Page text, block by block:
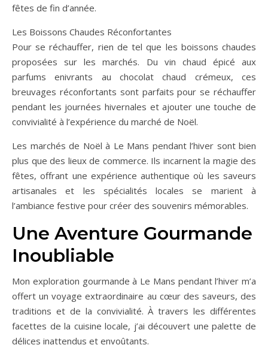
fêtes de fin d’année.
Les Boissons Chaudes Réconfortantes
Pour se réchauffer, rien de tel que les boissons chaudes
proposées sur les marchés. Du vin chaud épicé aux
parfums enivrants au chocolat chaud crémeux, ces
breuvages réconfortants sont parfaits pour se réchauffer
pendant les journées hivernales et ajouter une touche de
convivialité à l’expérience du marché de Noël.
Les marchés de Noël à Le Mans pendant l’hiver sont bien
plus que des lieux de commerce. Ils incarnent la magie des
fêtes, offrant une expérience authentique où les saveurs
artisanales et les spécialités locales se marient à
l’ambiance festive pour créer des souvenirs mémorables.
Une Aventure Gourmande
Inoubliable
Mon exploration gourmande à Le Mans pendant l’hiver m’a
offert un voyage extraordinaire au cœur des saveurs, des
traditions et de la convivialité. À travers les différentes
facettes de la cuisine locale, j’ai découvert une palette de
délices inattendus et envoûtants.